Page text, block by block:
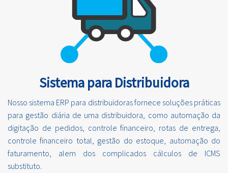
Sistema para Distribuidora
Nosso sistema ERP para distribuidoras fornece soluções práticas
para gestão diária de uma distribuidora, como automação da
digitação de pedidos, controle financeiro, rotas de entrega,
controle financeiro total, gestão do estoque, automação do
faturamento, alem dos complicados cálculos de ICMS
substituto.